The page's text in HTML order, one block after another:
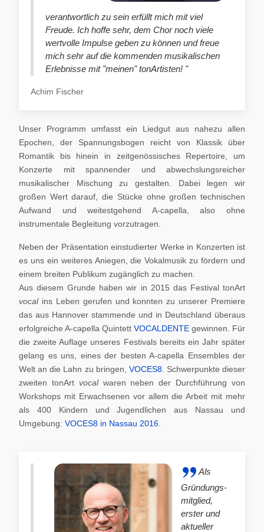
verantwortlich zu sein erfüllt mich mit viel
Freude. Ich hoffe sehr, dem Chor noch viele
wertvolle Impulse geben zu können und freue
mich sehr auf die kommenden musikalischen
Erlebnisse mit "meinen" tonArtisten! "
Achim Fischer
Unser Programm umfasst ein Liedgut aus nahezu allen
Epochen, der Spannungsbogen reicht von Klassik über
Romantik bis hinein in zeitgenössisches Repertoire, um
Konzerte mit spannender und abwechslungsreicher
musikalischer Mischung zu gestalten. Dabei legen wir
großen Wert darauf, die Stücke ohne großen technischen
Aufwand und weitestgehend A-capella, also ohne
instrumentale Begleitung vorzutragen.
Neben der Präsentation einstudierter Werke in Konzerten ist
es uns ein weiteres Aniegen, die Vokalmusik zu fördern und
einem breiten Publikum zugänglich zu machen.
Aus diesem Grunde haben wir in 2015 das Festival tonArt
vocal ins Leben gerufen und konnten zu unserer Premiere
das aus Hannover stammende und in Deutschland überaus
erfolgreiche A-capella Quintett VOCALDENTE gewinnen. Für
die zweite Auflage unseres Festivals bereits ein Jahr später
gelang es uns, eines der besten A-capella Ensembles der
Welt an die Lahn zu bringen, VOCES8. Schwerpunkte dieser
zweiten tonArt vocalwaren neben der Durchführung von
Workshops mit Erwachsenen vor allem die Arbeit mit mehr
als 400 Kindern und Jugendlichen aus Nassau und
Umgebung: VOCES8 in Nassau 2016
Als
Gründungs-
mitglied,
erster und
aktueller